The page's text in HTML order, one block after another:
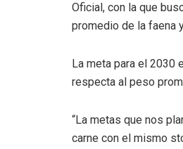
Oficial, con la que
promedio de la faena
La meta para el 2030
respecta al peso
“La metas que nos
carne con el mismo